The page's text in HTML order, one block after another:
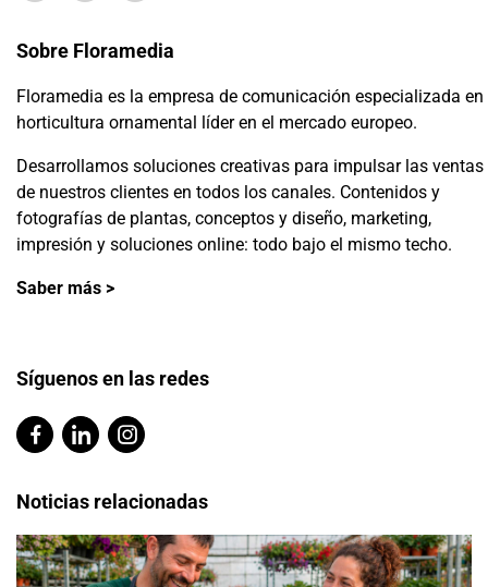
Sobre Floramedia
Floramedia es la empresa de comunicación especializada en
horticultura ornamental líder en el mercado europeo.
Desarrollamos soluciones creativas para impulsar las ventas
de nuestros clientes en todos los canales. Contenidos y
fotografías de plantas, conceptos y diseño, marketing,
impresión y soluciones online: todo bajo el mismo techo.
Saber más >
Síguenos en las redes
Noticias relacionadas